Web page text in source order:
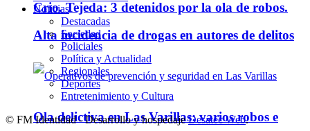
Crio. Tejeda: 3 detenidos por la ola de robos.
Alta incidencia de drogas en autores de delitos
Ola delictiva en Las Varillas: varios robos e
Noticias
Destacadas
Sociedad
Policiales
Política y Actualidad
Regionales
Deportes
Entretenimiento y Cultura
© FM Identidad - Desarrollo y hospedajeDesatec Web.